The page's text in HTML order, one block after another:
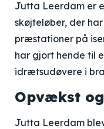
Jutta Leerdam er
skøjteløber, der
præstationer på
har gjort hende til
idrætsudøvere i
Opvækst
Jutta Leerdam